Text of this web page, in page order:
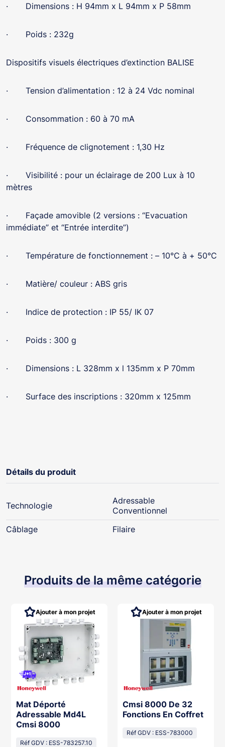
· Dimensions : H 94mm x L 94mm x P 58mm
· Poids : 232g
Dispositifs visuels électriques d’extinction BALISE
· Tension d’alimentation : 12 à 24 Vdc nominal
· Consommation : 60 à 70 mA
· Fréquence de clignotement : 1,30 Hz
· Visibilité : pour un éclairage de 200 Lux à 10
mètres
· Façade amovible (2 versions : “Evacuation
immédiate” et “Entrée interdite”)
· Température de fonctionnement : – 10°C à + 50°C
· Matière/ couleur : ABS gris
· Indice de protection : IP 55/ IK 07
· Poids : 300 g
· Dimensions : L 328mm x l 135mm x P 70mm
· Surface des inscriptions : 320mm x 125mm
Détails du produit
Technologie
Adressable
Conventionnel
Câblage
Filaire
Produits de la même catégorie
Mat Déporté
Adressable Md4L
Cmsi 8000
Réf GDV : ESS-783257.10
Ajouter à mon projet
Cmsi 8000 De 32
Fonctions En Coffret
Réf GDV : ESS-783000
Ajouter à mon projet